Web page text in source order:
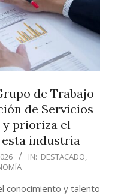
de Trabajo
de Servicios
prioriza el
industria
IN: DESTACADO,
conocimiento y talento